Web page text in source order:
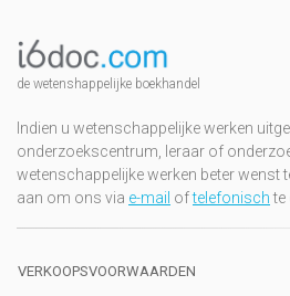
de wetenshappelijke boekhandel
Indien u wetenschappelijke werken
onderzoekscentrum, leraar of
wetenschappelijke werken beter wenst
aan om ons via e-mail oftelefonischte
VERKOOPSVOORWAARDEN